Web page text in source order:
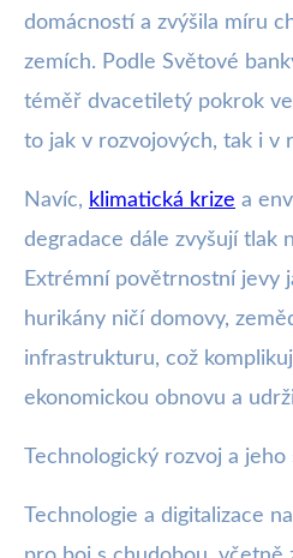
domácností a zvýšila míru
zemích. Podle Světové
téměř dvacetiletý pokrok
to jak v rozvojových, tak i v
Navíc, klimatická krize a
degradace dále zvyšují tlak
Extrémní povětrnostní jevy
hurikány ničí domovy,
infrastrukturu, což
ekonomickou obnovu a
Technologický rozvoj a
Technologie a digitalizace